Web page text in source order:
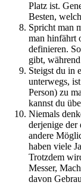
Platz ist.
Besten,
Spricht man
man hinfährt
definieren.
gibt,
Steigst du in
unterwegs,
Person) zu
kannst du
Niemals
derjenige der
andere
haben viele
Trotzdem
Messer,
davon